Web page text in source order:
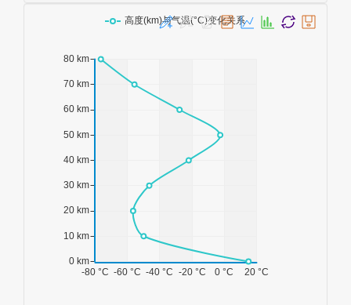
axisLabel : {
formatter: '{value} km'
data
    ],